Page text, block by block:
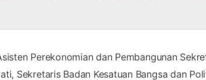
Perekonomian dan Pembangunan
Sekretaris Badan Kesatuan Bangsa dan